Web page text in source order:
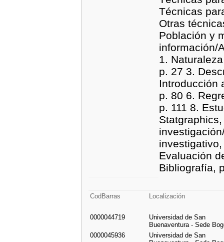
Técnicas
Otras
Población y
información/
1.
p. 27 3.
Introducción
p. 80 6.
p. 111 8.
Evaluación
Bibliografía,
CodBarras Localización
0000044719
Universidad de San
Buenaventura - Sede
0000045936
Universidad de San